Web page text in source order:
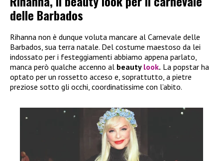
delle Barbados
Rihanna non è dunque voluta mancare al Carnevale delle
Barbados, sua terra natale. Del costume maestoso da lei
indossato per i festeggiamenti abbiamo appena parlato,
manca però qualche accenno al beauty look. La popstar ha
optato per un rossetto acceso e, soprattutto, a pietre
preziose sotto gli occhi, coordinatissime con l’abito.